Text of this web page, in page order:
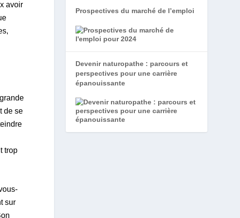
avoir
de se
trop
sur
Prospectives du marché de l’emploi
Devenir naturopathe : parcours et
perspectives pour une carrière
épanouissante